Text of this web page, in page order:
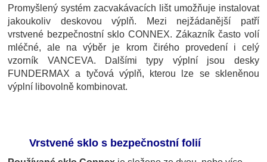
Promyšlený systém zacvakávacích lišt umožňuje instalovat
jakoukoliv deskovou výplň. Mezi nejžádanější patří
vrstvené bezpečnostní sklo CONNEX. Zákazník často volí
mléčné, ale na výběr je krom čirého provedení i celý
vzorník VANCEVA. Dalšími typy výplní jsou desky
FUNDERMAX a tyčová výplň, kterou lze se skleněnou
výplní libovolně kombinovat.
Vrstvené sklo s bezpečnostní folií